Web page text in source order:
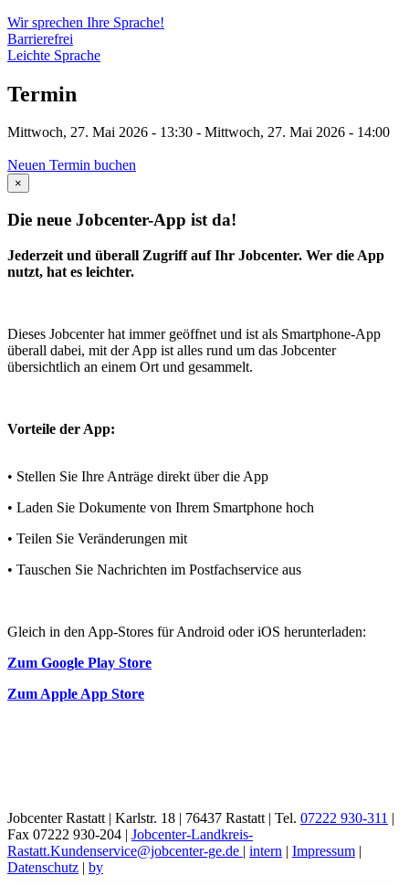
Wir sprechen Ihre Sprache!
Barrierefrei
Leichte Sprache
Termin
Mittwoch, 27. Mai 2026 - 13:30 - Mittwoch, 27. Mai 2026 - 14:00
Neuen Termin buchen
×
Die neue Jobcenter-App ist da!
Jederzeit und überall Zugriff auf Ihr Jobcenter. Wer die App
nutzt, hat es leichter.
Dieses Jobcenter hat immer geöffnet und ist als Smartphone-App
überall dabei, mit der App ist alles rund um das Jobcenter
übersichtlich an einem Ort und gesammelt.
Vorteile der App:
• Stellen Sie Ihre Anträge direkt über die App
• Laden Sie Dokumente von Ihrem Smartphone hoch
• Teilen Sie Veränderungen mit
• Tauschen Sie Nachrichten im Postfachservice aus
Gleich in den App-Stores für Android oder iOS herunterladen:
Zum Google Play Store
Zum Apple App Store
Jobcenter Rastatt | Karlstr. 18 | 76437 Rastatt | Tel. 07222 930-311 |
Fax 07222 930-204 | Jobcenter-Landkreis-
Rastatt.Kundenservice@jobcenter-ge.de | intern | Impressum |
Datenschutz | by